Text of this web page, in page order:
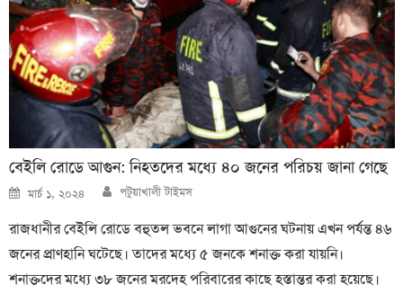
বেইলি রোডে আগুন: নিহতদের মধ্যে ৪০ জনের পরিচয় জানা গেছে
Posted
on
মার্চ ১, ২০২৪ Author
পটুয়াখালী টাইমস
রাজধানীর বেইলি রোডে বহুতল ভবনে লাগা আগুনের ঘটনায় এখন পর্যন্ত ৪৬
জনের প্রাণহানি ঘটেছে। তাদের মধ্যে ৫ জনকে শনাক্ত করা যায়নি।
শনাক্তদের মধ্যে ৩৮ জনের মরদেহ পরিবারের কাছে হস্তান্তর করা হয়েছে।